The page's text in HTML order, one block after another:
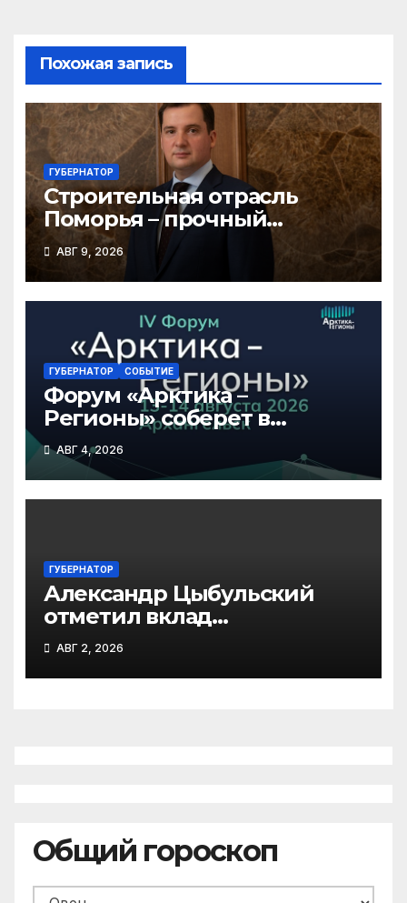
Похожая запись
ГУБЕРНАТОР
Строительная отрасль
Поморья – прочный
фундамент развития
региона
АВГ 9, 2026
ГУБЕРНАТОР СОБЫТИЕ
Форум «Арктика –
Регионы» соберет в
Архангельске участников
из 45 регионов
АВГ 4, 2026
ГУБЕРНАТОР
Александр Цыбульский
отметил вклад
железнодорожников в
развитие Архангельской
области
АВГ 2, 2026
Общий гороскоп